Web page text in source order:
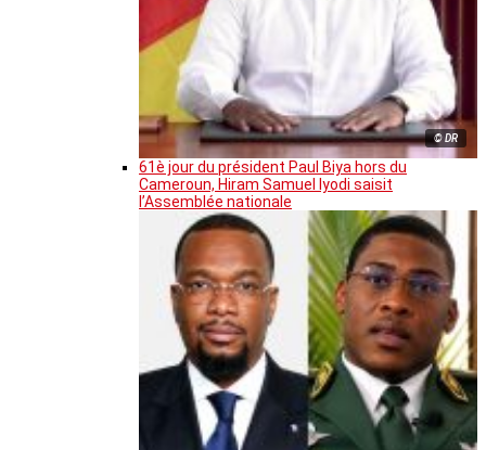
© DR
61è jour du président Paul Biya hors du
Cameroun, Hiram Samuel Iyodi saisit
l’Assemblée nationale